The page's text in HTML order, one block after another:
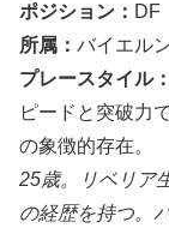
ポジション： DF
所属： バイエル
プレースタイル：
ピードと突破力
の象徴的存在。
25歳。リベリア
の経歴を持つ。